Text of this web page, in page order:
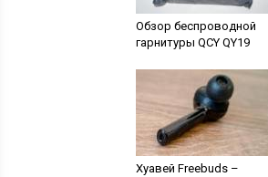
Обзор беспроводной
гарнитуры QCY QY19
Хуавей Freebuds –